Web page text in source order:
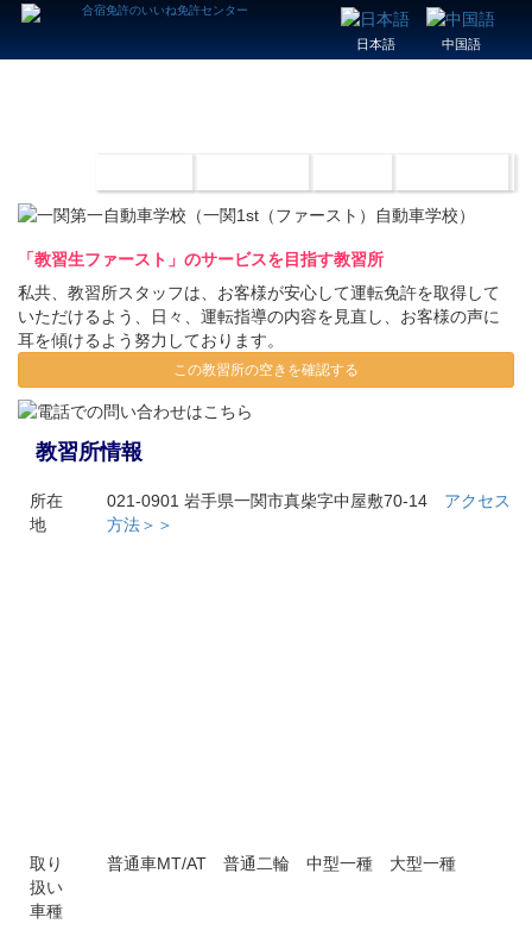
日本語 中国語
「教習生ファースト」のサービスを目指す教習所
私共、教習所スタッフは、お客様が安心して運転免許を取得して
いただけるよう、日々、運転指導の内容を見直し、お客様の声に
耳を傾けるよう努力しております。
この教習所の空きを確認する
教習所情報
所在
地
021-0901 岩手県一関市真柴字中屋敷70-14 アクセス
方法＞＞
取り
扱い
車種
普通車MT/AT 普通二輪 中型一種 大型一種